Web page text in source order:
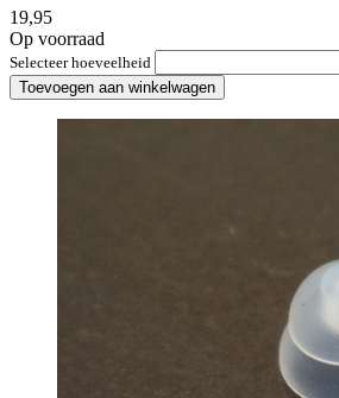
19,95
Op voorraad
Selecteer hoeveelheid
Toevoegen aan winkelwagen